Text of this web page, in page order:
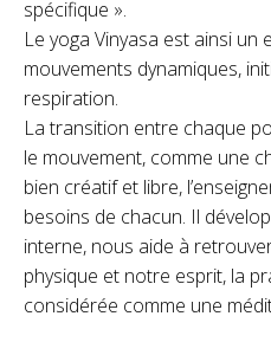
spécifique ».
Le yoga Vinyasa est ainsi un
mouvements dynamiques,
respiration.
La transition entre chaque
le mouvement, comme une
bien créatif et libre,
besoins de chacun. Il
interne, nous aide à
physique et notre esprit, la
considérée comme une